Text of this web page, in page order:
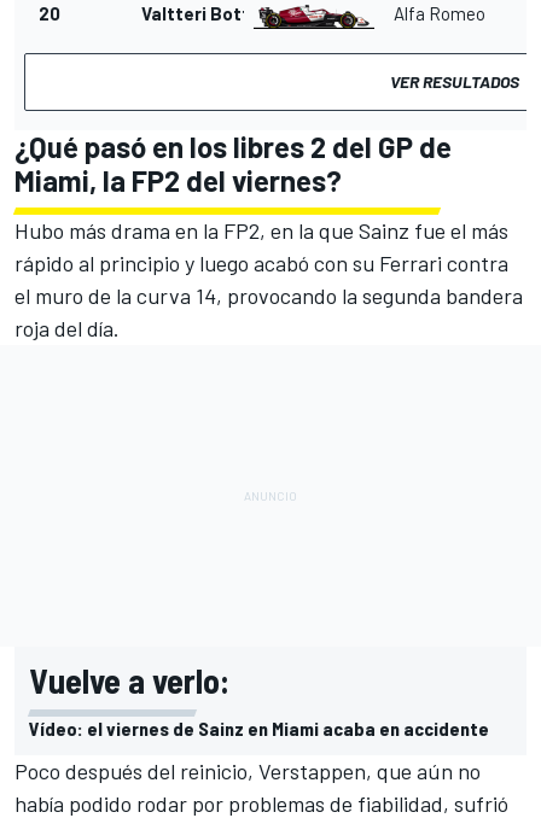
20 Valtteri Bottas Alfa Romeo
VER RESULTADOS
¿Qué pasó en los libres 2 del GP de
Miami, la FP2 del viernes?
Hubo más drama en la FP2, en la que Sainz fue el más
rápido al principio y luego acabó con su Ferrari contra
el muro de la curva 14, provocando la segunda bandera
roja del día.
Vuelve a verlo:
Vídeo: el viernes de Sainz en Miami acaba en accidente
Poco después del reinicio, Verstappen, que aún no
había podido rodar por problemas de fiabilidad, sufrió